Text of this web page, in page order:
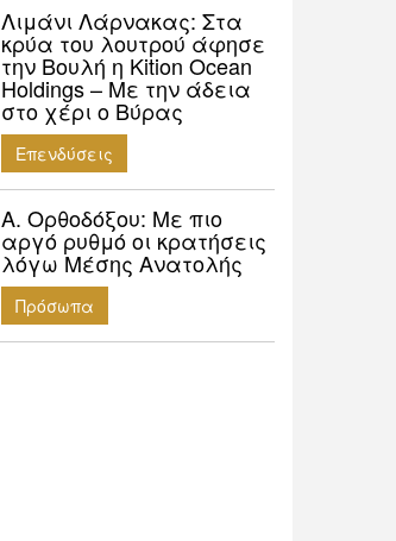
Λιμάνι Λάρνακας: Στα
κρύα του λουτρού άφησε
την Βουλή η Kition Ocean
Holdings – Με την άδεια
στο χέρι ο Βύρας
Επενδύσεις
Α. Ορθοδόξου: Mε πιο
αργό ρυθμό οι κρατήσεις
λόγω Μέσης Ανατολής
Πρόσωπα